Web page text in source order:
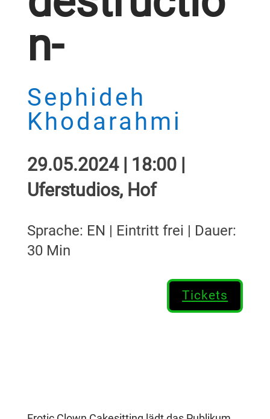
n-
Sephideh
Khodarahmi
29.05.2024 | 18:00 |
Uferstudios, Hof
Sprache: EN | Eintritt frei | Dauer:
30 Min
Tickets